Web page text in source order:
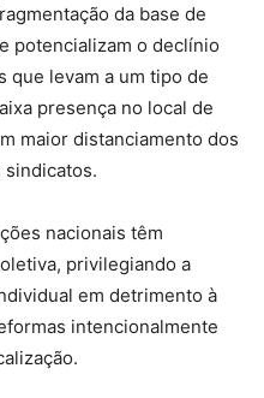
da base de
potencializam o declínio
que levam a um tipo de
presença no local de
maior distanciamento dos
sindicatos.
nacionais têm
privilegiando a
em detrimento à
intencionalmente